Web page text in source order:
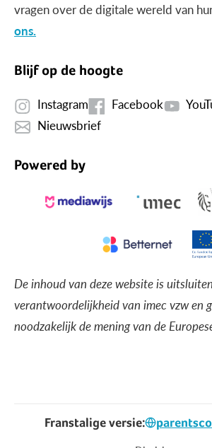
vragen over de digitale wereld van
ons.
Blijf op de hoogte
Instagram Facebook
Nieuwsbrief
Powered by
De inhoud van deze website is
verantwoordelijkheid van imec vzw en
noodzakelijk de mening van de
Franstalige versie: